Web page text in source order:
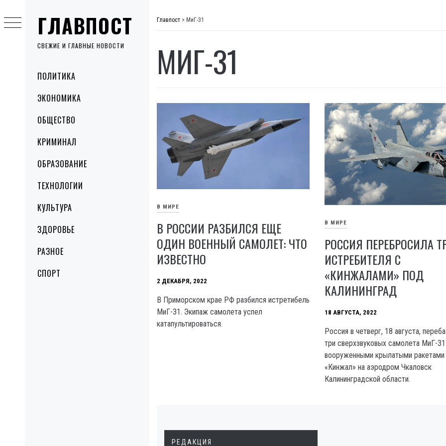
ГЛАВПОСТ
СВЕЖИЕ И ГЛАВНЫЕ НОВОСТИ
MenuПОЛИТИКА
ЭКОНОМИКА
ОБЩЕСТВО
КРИМИНАЛ
ОБРАЗОВАНИЕ
ТЕХНОЛОГИИ
КУЛЬТУРА
ЗДОРОВЬЕ
РАЗНОЕ
СПОРТ
to
content
Главпост > МиГ-31
МИГ-31
В МИРЕ
В РОССИИ РАЗБИЛСЯ ЕЩЕ
ОДИН ВОЕННЫЙ САМОЛЕТ: ЧТО
ИЗВЕСТНО
2 ДЕКАБРЯ, 2022
В Приморском крае РФ разбился истретибель
МиГ-31. Экипаж самолета успел
катапультироваться.
В МИРЕ
РОССИЯ ПЕРЕБРОСИЛА
ИСТРЕБИТЕЛЯ С
«КИНЖАЛАМИ» ПОД
КАЛИНИНГРАД
18 АВГУСТА, 2022
Россия в четверг, 18 августа,
три сверхзвуковых самолета МиГ-31
вооруженными крылатыми ракетами
«Кинжал» на аэродром Чкаловск
Калининградской области.
РЕДАКЦИЯ